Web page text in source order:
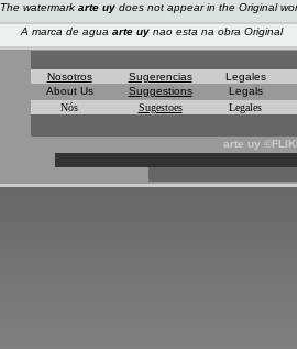
The watermark arte uy does not appearin the Original
A marca de agua arte uy nao esta na obra Original
Nosotros Sugerencias
Legales
About Us
Suggestions
Legals
Nós
Sugestoes Legales
arte uy